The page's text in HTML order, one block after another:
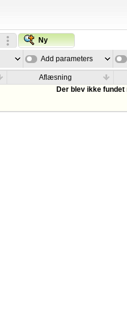
Ny
Add parameters
Aflæsning
Der blev ikke